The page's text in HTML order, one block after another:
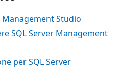
Studio
SQL Server Management
per SQL Server